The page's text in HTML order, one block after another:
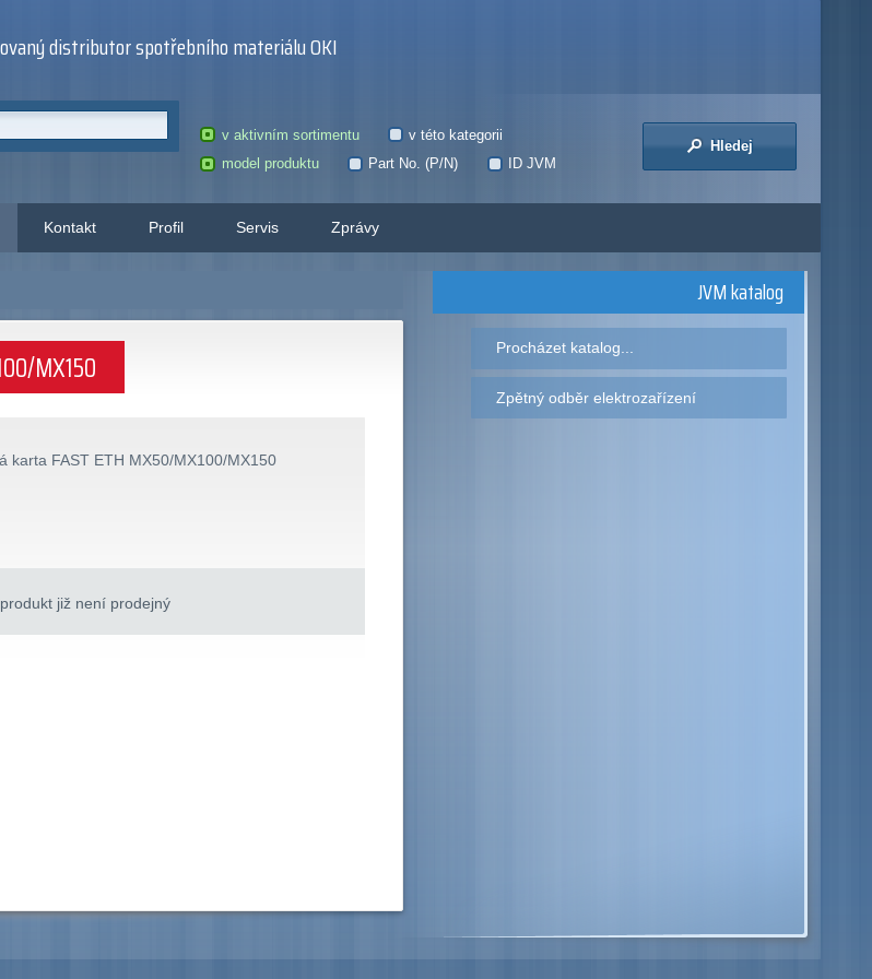
distributor spotřebního materiálu OKI
v aktivním sortimentu
v této kategorii
model produktu
Part No. (P/N) ID JVM
Hledej
Kontakt Profil Servis Zprávy
MX150
karta FAST ETH MX50/MX100/MX150
již není prodejný
JVM katalog
Procházet katalog...
Zpětný odběr elektrozařízení